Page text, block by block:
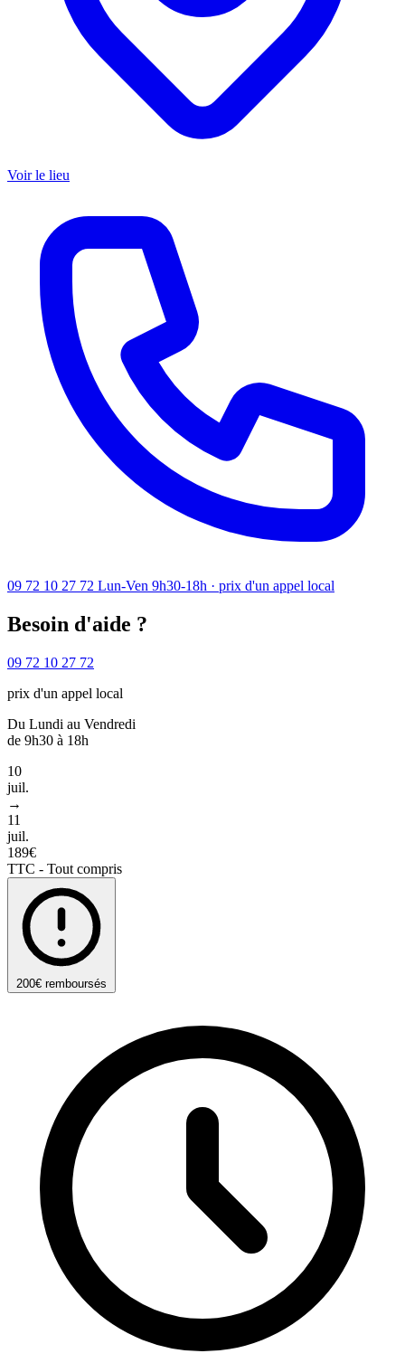
Voir le lieu
09 72 10 27 72 Lun-Ven 9h30-18h · prix d'un appel local
Besoin d'aide ?
09 72 10 27 72
prix d'un appel local
Du Lundi au Vendredi
de 9h30 à 18h
10
juil.
→
11
juil.
189€
TTC - Tout compris
200€ remboursés